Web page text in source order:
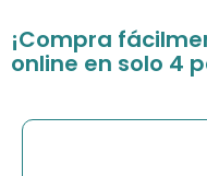
¡Compra
online en solo 4